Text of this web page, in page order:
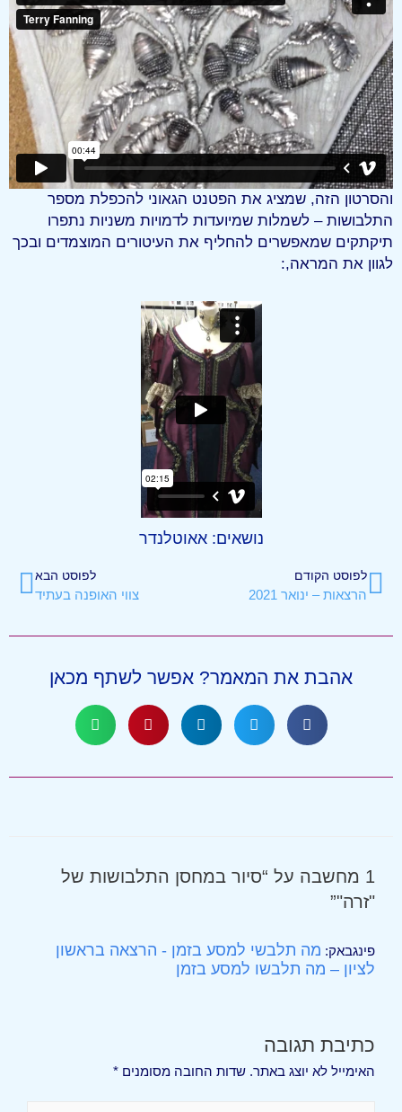
והסרטון הזה, שמציג את הפטנט הגאוני להכפלת מספר
התלבושות – לשמלות שמיועדות לדמויות משניות נתפרו
תיקתקים שמאפשרים להחליף את העיטורים המוצמדים ובכך
לגוון את המראה,:
נושאים:אאוטלנדר
לפוסט הקודם
הרצאות – ינואר 2021
לפוסט הבא
צווי האופנה בעתיד
אהבת את המאמר? אפשר לשתף מכאן
1 מחשבה על “סיור במחסן התלבושות של
"זרה"”
פינגבאק: מה תלבשי למסע בזמן - הרצאה בראשון
לציון – מה תלבשו למסע בזמן
כתיבת תגובה
האימייל לא יוצג באתר. שדות החובה מסומנים *